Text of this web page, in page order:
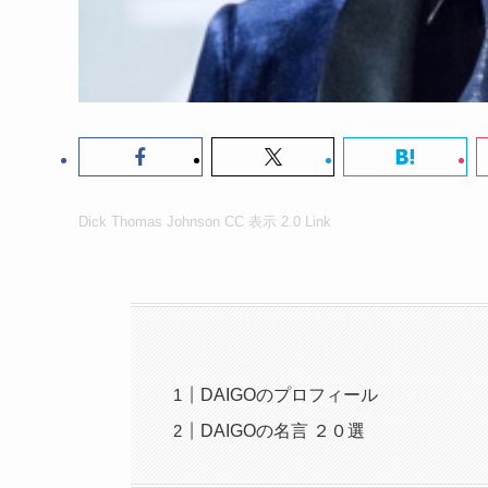
Dick Thomas Johnson CC 表示 2.0 Link
DAIGOのプロフィール
DAIGOの名言 ２０選